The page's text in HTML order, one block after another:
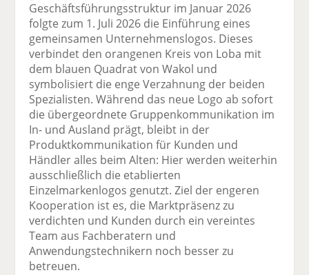
o
k
te
il
e
n
n
te
il
e
n
d
n
Geschäftsführungsstruktur im Januar 2026
folgte zum 1. Juli 2026 die Einführung eines
gemeinsamen Unternehmenslogos. Dieses
verbindet den orangenen Kreis von Loba mit
dem blauen Quadrat von Wakol und
symbolisiert die enge Verzahnung der beiden
Spezialisten. Während das neue Logo ab sofort
die übergeordnete Gruppenkommunikation im
In- und Ausland prägt, bleibt in der
Produktkommunikation für Kunden und
Händler alles beim Alten: Hier werden weiterhin
ausschließlich die etablierten
Einzelmarkenlogos genutzt. Ziel der engeren
Kooperation ist es, die Marktpräsenz zu
verdichten und Kunden durch ein vereintes
Team aus Fachberatern und
Anwendungstechnikern noch besser zu
betreuen.